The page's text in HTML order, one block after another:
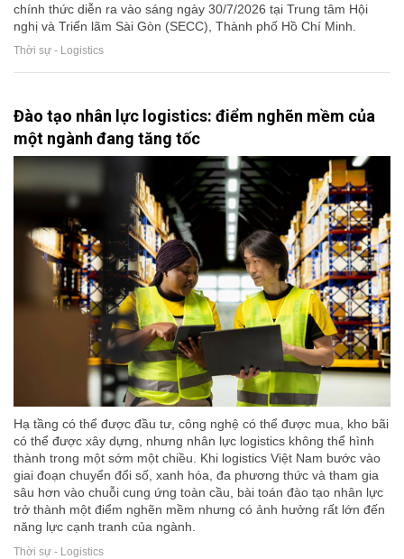
chính thức diễn ra vào sáng ngày 30/7/2026 tại Trung tâm Hội
nghị và Triển lãm Sài Gòn (SECC), Thành phố Hồ Chí Minh.
Thời sự - Logistics
Đào tạo nhân lực logistics: điểm nghẽn mềm của
một ngành đang tăng tốc
Hạ tầng có thể được đầu tư, công nghệ có thể được mua, kho bãi
có thể được xây dựng, nhưng nhân lực logistics không thể hình
thành trong một sớm một chiều. Khi logistics Việt Nam bước vào
giai đoạn chuyển đổi số, xanh hóa, đa phương thức và tham gia
sâu hơn vào chuỗi cung ứng toàn cầu, bài toán đào tạo nhân lực
trở thành một điểm nghẽn mềm nhưng có ảnh hưởng rất lớn đến
năng lực cạnh tranh của ngành.
Thời sự - Logistics